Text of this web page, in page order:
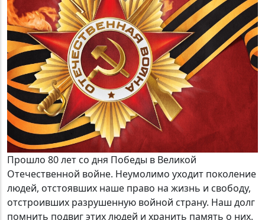
Прошло 80 лет со дня Победы в Великой
Отечественной войне. Неумолимо уходит поколение
людей, отстоявших наше право на жизнь и свободу,
отстроивших разрушенную войной страну. Наш долг
помнить подвиг этих людей и хранить память о них.